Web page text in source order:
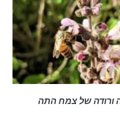
ורודה של צמח התה